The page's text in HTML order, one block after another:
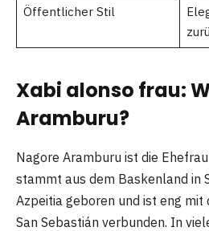
Öffentlicher Stil
Xabi alonso frau:
Aramburu?
Nagore Aramburu ist die
stammt aus dem Baskenland in
Azpeitia geboren und ist eng mit
San Sebastián verbunden. In